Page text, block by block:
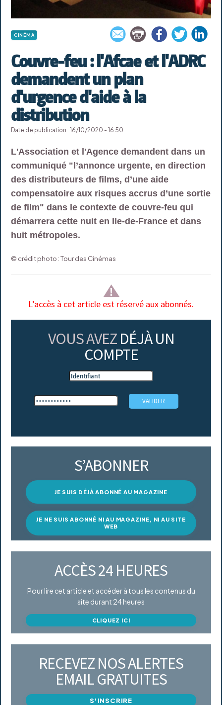
CINÉMA
Couvre-feu : l'Afcae et l'ADRC
demandent un plan
d'urgence d'aide à la
distribution
Date de publication : 16/10/2020 - 16:50
L'Association et l'Agence demandent dans un
communiqué "l’annonce urgente, en direction
des distributeurs de films, d’une aide
compensatoire aux risques accrus d’une sortie
de film" dans le contexte de couvre-feu qui
démarrera cette nuit en Ile-de-France et dans
huit métropoles.
© crédit photo : Tour des Cinémas
L’accès à cet article est réservé aux abonnés.
VOUS AVEZ DÉJÀ UN
COMPTE
S’ABONNER
JE SUIS DÉJÀ ABONNÉ AU MAGAZINE
JE NE SUIS ABONNÉ NI AU MAGAZINE, NI AU SITE
WEB
ACCÈS 24 HEURES
Pour lire cet article et accéder à tous les contenus du
site durant 24 heures
CLIQUEZ ICI
RECEVEZ NOS ALERTES
EMAIL GRATUITES
S'INSCRIRE